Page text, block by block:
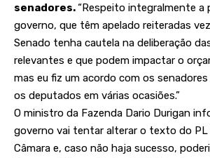
senadores.“Respeito integralmente a
governo, que têm apelado reiteradas
Senado tenha cautela na deliberação
relevantes e que podem impactar o
mas eu fiz um acordo com os
os deputados em várias ocasiões.”
O ministro da Fazenda Dario Durigan
governo vai tentar alterar o texto do PL
Câmara e, caso não haja sucesso,